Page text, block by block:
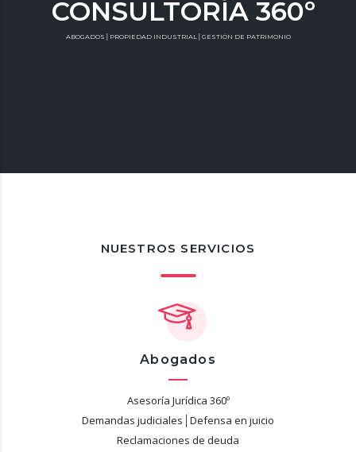
NUESTROS SERVICIOS
Abogados
Asesoría Jurídica 360º
Demandas judiciales│Defensa en juicio
Reclamaciones de deuda